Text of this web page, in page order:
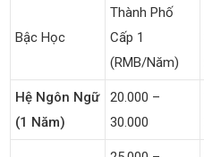
Bậc Học
Thành Phố
Cấp 1
(RMB/năm)
Hệ Ngôn Ngữ
(1 Năm)
20.000 –
30.000